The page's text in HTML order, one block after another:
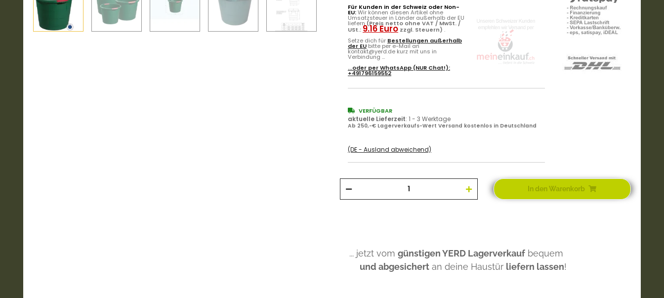
Für Kunden in der Schweiz oder Non-
EU:Wir können diesen Artikel ohne
Umsatzsteuer in Länder außerhalb der EU
liefern(Preis netto ohne VAT / MwSt. /
USt.: 9.16 Euro zzgl. Steuern) .
Setze dich für Bestellungen außerhalb
der EU bitte per e-Mail an
kontakt@yerd.de kurz mit uns in
Verbindung ...
...oder perWhatsApp (NUR Chat!):
+491796159552
VERFÜGBAR
aktuelle Lieferzeit: 1 - 3 Werktage
Ab 250,-€ Lagerverkaufs-Wert Versand kostenlos in Deutschland
(DE - Ausland abweichend)
In den Warenkorb
... jetzt vom günstigen YERD Lagerverkauf bequem
und abgesichert an deine Haustür liefern lassen!